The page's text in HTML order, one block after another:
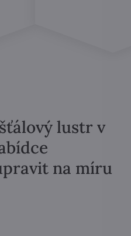
lustr v
na míru